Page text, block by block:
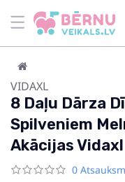
VIDAXL
8 Daļu Dārza
Spilveniem
Akācijas Vidaxl
0